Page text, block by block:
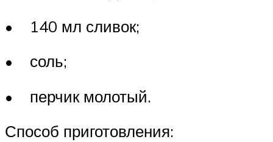
• 140 мл сливок;
• соль;
• перчик молотый.
Способ приготовления: